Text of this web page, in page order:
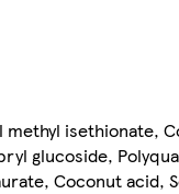
isethionate,
glucoside,
Coconut acid,